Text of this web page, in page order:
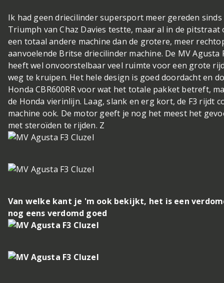
Ik had geen driecilinder supersport meer gereden
Triumph van Chaz Davies testte, maar al in de
een totaal andere machine dan de grotere, meer
aanvoelende Britse driecilinder machine. De MV
heeft wel onvoorstelbaar veel ruimte voor een grote
weg te kruipen. Het hele design is goed doordacht en
Honda CBR600RR voor wat het totale pakket betreft,
de Honda vierinlijn. Laag, slank en erg kort, de F3 rijdt
machine ook. De motor geeft je nog het meest het
met steroïden te rijden. Z
Van welke kant je 'm ook bekijkt, het is een
nog eens verdomd goed